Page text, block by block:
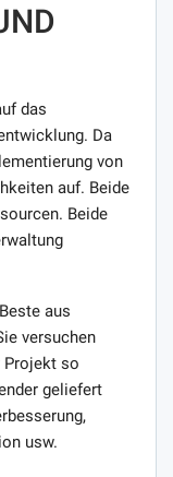
das
Da
von
auf. Beide
Beide
aus
versuchen
Projekt so
geliefert
usw.